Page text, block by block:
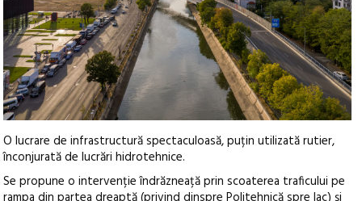
O lucrare de infrastructură spectaculoasă, puțin utilizată rutier,
înconjurată de lucrări hidrotehnice.
Se propune o intervenție îndrăzneață prin scoaterea traficului pe